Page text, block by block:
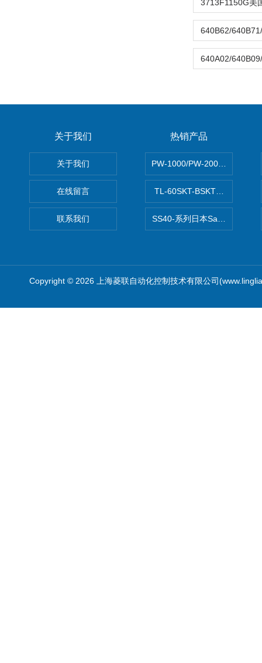
关于我们
关于我们
在线留言
联系我们
热销产品
PW-1000/PW-
TL-60SKT-BSKTC张力控制器
SS40-系列日本Sawamura泽
Copyright © 2026 上海菱联自动化控制技术有限公司